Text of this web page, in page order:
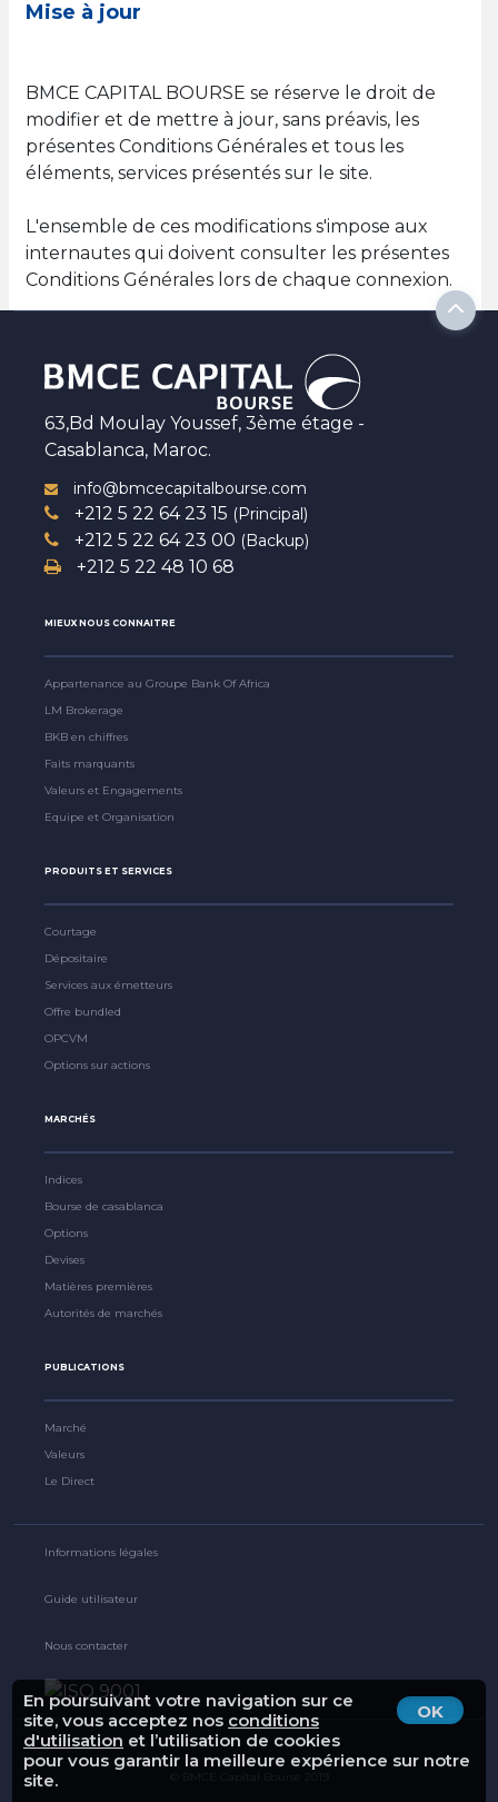
Mise à jour
BMCE CAPITAL BOURSE se réserve le droit de
modifier et de mettre à jour, sans préavis, les
présentes Conditions Générales et tous les
éléments, services présentés sur le site.
L'ensemble de ces modifications s'impose aux
internautes qui doivent consulter les présentes
Conditions Générales lors de chaque connexion.
OK
En poursuivant votre navigation sur ce
site, vous acceptez nos conditions
d'utilisation et l’utilisation de cookies
pour vous garantir la meilleure expérience sur notre
site.
63,Bd Moulay Youssef, 3ème étage -
Casablanca, Maroc.
info@bmcecapitalbourse.com
+212 5 22 64 23 15 (Principal)
+212 5 22 64 23 00 (Backup)
+212 5 22 48 10 68
MIEUX NOUS CONNAITRE
Appartenance au Groupe Bank Of Africa
LM Brokerage
BKB en chiffres
Faits marquants
Valeurs et Engagements
Equipe et Organisation
PRODUITS ET SERVICES
Courtage
Dépositaire
Services aux émetteurs
Offre bundled
OPCVM
Options sur actions
MARCHÉS
Indices
Bourse de casablanca
Options
Devises
Matières premières
Autorités de marchés
PUBLICATIONS
Marché
Valeurs
Le Direct
Informations légales
Guide utilisateur
Nous contacter